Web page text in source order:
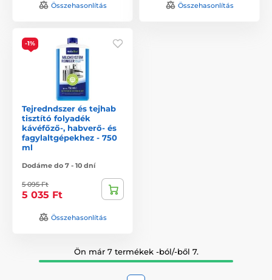
Összehasonlítás Összehasonlítás
-1%
Tejredndszer és tejhab
tisztító folyadék
kávéfőző-, habverő- és
fagylaltgépekhez - 750
ml
Dodáme do 7 - 10 dní
5 095 Ft
5 035 Ft
Összehasonlítás
Ön már 7 termékek -ból/-ből 7.